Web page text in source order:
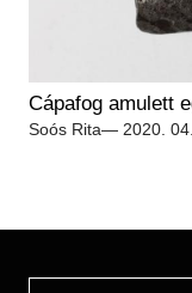
Cápafog amulett
Soós Rita— 2020. 04.